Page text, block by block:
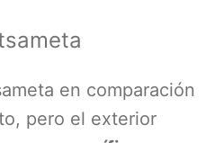
en comparación
pero el exterior